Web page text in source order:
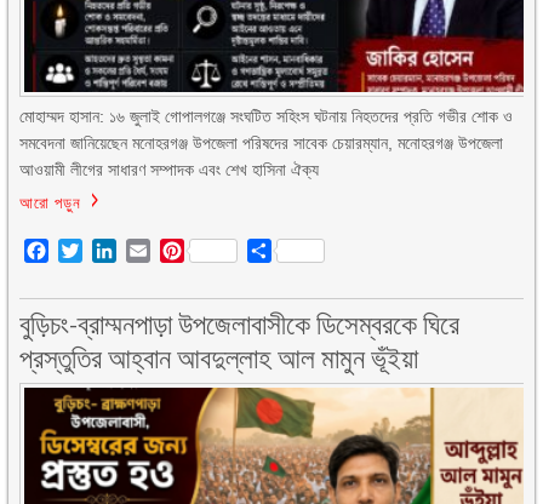
মোহাম্মদ হাসান: ১৬ জুলাই গোপালগঞ্জে সংঘটিত সহিংস ঘটনায় নিহতদের প্রতি গভীর শোক ও
সমবেদনা জানিয়েছেন মনোহরগঞ্জ উপজেলা পরিষদের সাবেক চেয়ারম্যান, মনোহরগঞ্জ উপজেলা
আওয়ামী লীগের সাধারণ সম্পাদক এবং শেখ হাসিনা ঐক্য
আরো পড়ুন
Facebook
TwitterLinkedIn
EmailPinterest Share
বুড়িচং-ব্রাম্মনপাড়া উপজেলাবাসীকে ডিসেম্বরকে ঘিরে
প্রস্তুতির আহ্বান আবদুল্লাহ আল মামুন ভূঁইয়া